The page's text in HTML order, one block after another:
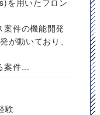
を用いたフロン
案件の機能開発
が動いており、
案件...
験